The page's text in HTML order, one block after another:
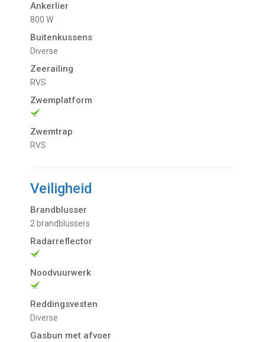
Ankerlier
800 W
Buitenkussens
Diverse
Zeerailing
RVS
Zwemplatform
Zwemtrap
RVS
Veiligheid
Brandblusser
2 brandblussers
Radarreflector
Noodvuurwerk
Reddingsvesten
Diverse
Gasbun met afvoer